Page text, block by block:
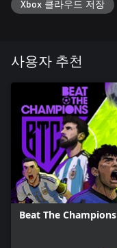
Xbox 클라우드 저장
사용자 추천
Beat The Champions